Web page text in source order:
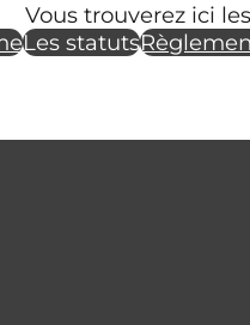
Vous trouverez ici
Les statuts